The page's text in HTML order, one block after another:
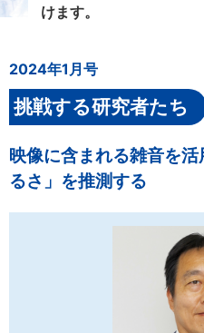
掲載
イベント
サイ
けます。
2024年1月号
挑戦する研究者たち
映像に含まれる雑音を
るさ」を推測する